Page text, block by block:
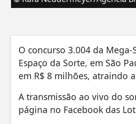
O concurso 3.004 da
Espaço da Sorte, em São
em R$ 8 milhões, atraindo
A transmissão ao vivo do
página no Facebook das